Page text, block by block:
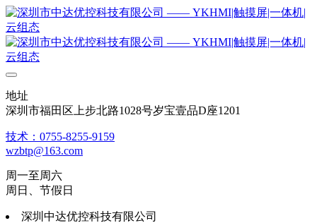
地址
深圳市福田区上步北路1028号岁宝壹品D座1201
技术：0755-8255-9159
wzbtp@163.com
周一至周六
周日、节假日
深圳中达优控科技有限公司